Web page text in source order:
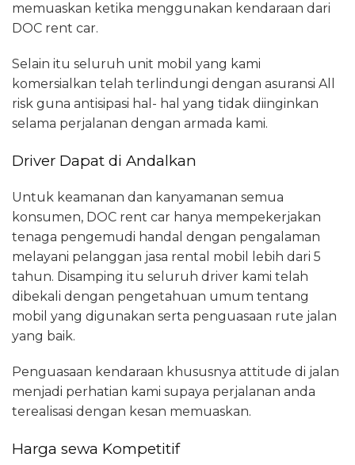
memuaskan ketika menggunakan kendaraan dari
DOC rent car.
Selain itu seluruh unit mobil yang kami
komersialkan telah terlindungi dengan asuransi All
risk guna antisipasi hal- hal yang tidak diinginkan
selama perjalanan dengan armada kami.
Driver Dapat di Andalkan
Untuk keamanan dan kanyamanan semua
konsumen, DOC rent car hanya mempekerjakan
tenaga pengemudi handal dengan pengalaman
melayani pelanggan jasa rental mobil lebih dari 5
tahun. Disamping itu seluruh driver kami telah
dibekali dengan pengetahuan umum tentang
mobil yang digunakan serta penguasaan rute jalan
yang baik.
Penguasaan kendaraan khususnya attitude di jalan
menjadi perhatian kami supaya perjalanan anda
terealisasi dengan kesan memuaskan.
Harga sewa Kompetitif